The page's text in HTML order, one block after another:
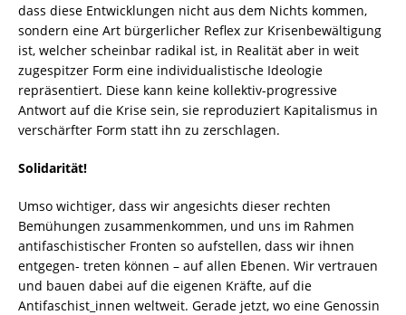
dass diese Entwicklungen nicht aus dem Nichts kommen,
sondern eine Art bürgerlicher Reflex zur Krisenbewältigung
ist, welcher scheinbar radikal ist, in Realität aber in weit
zugespitzer Form eine individualistische Ideologie
repräsentiert. Diese kann keine kollektiv-progressive
Antwort auf die Krise sein, sie reproduziert Kapitalismus in
verschärfter Form statt ihn zu zerschlagen.
Solidarität!
Umso wichtiger, dass wir angesichts dieser rechten
Bemühungen zusammenkommen, und uns im Rahmen
antifaschistischer Fronten so aufstellen, dass wir ihnen
entgegen- treten können – auf allen Ebenen. Wir vertrauen
und bauen dabei auf die eigenen Kräfte, auf die
Antifaschist_innen weltweit. Gerade jetzt, wo eine Genossin